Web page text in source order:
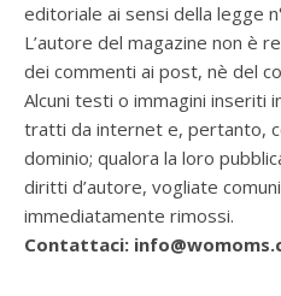
editoriale ai sensi della legge
L’autore del magazine non è
dei commenti ai post, nè del
Alcuni testi o immagini inseriti
tratti da internet e, pertanto,
dominio; qualora la loro
diritti d’autore, vogliate
immediatamente rimossi.
Contattaci: